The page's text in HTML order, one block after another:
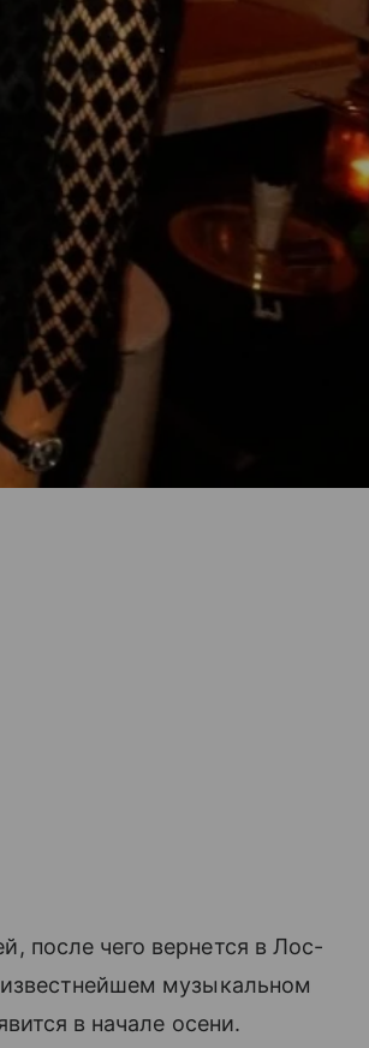
после чего вернется в Лос-
музыкальном
в начале осени.